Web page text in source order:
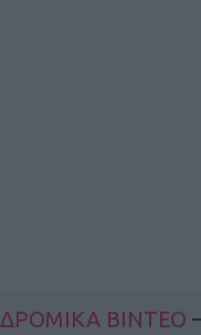
ΔΡΟΜΙΚΑ ΒΙΝΤΕΟ